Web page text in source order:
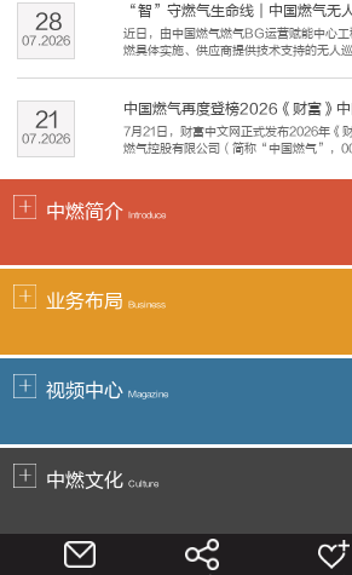
“智”守燃气生命线｜中国燃气无
近日，由中国燃气燃气BG运营赋能中心
燃具体实施、供应商提供技术支持的无人
07.2026
28
中国燃气再度登榜2026《财富》
7月21日，财富中文网正式发布2026年《
燃气控股有限公司（简称“中国燃气”，
07.2026
21
中燃简介 Introduce
业务布局 Business
视频中心 Magazine
中燃文化 Culture